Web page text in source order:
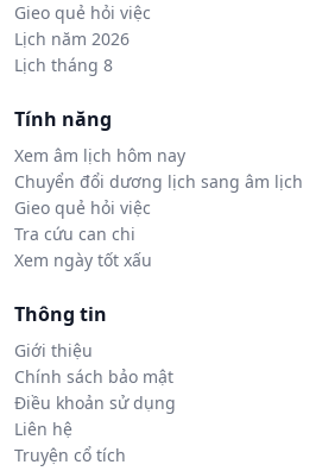
Gieo quẻ hỏi việc
Lịch năm 2026
Lịch tháng 8
Tính năng
Xem âm lịch hôm nay
Chuyển đổi dương lịch sang âm lịch
Gieo quẻ hỏi việc
Tra cứu can chi
Xem ngày tốt xấu
Thông tin
Giới thiệu
Chính sách bảo mật
Điều khoản sử dụng
Liên hệ
Truyện cổ tích